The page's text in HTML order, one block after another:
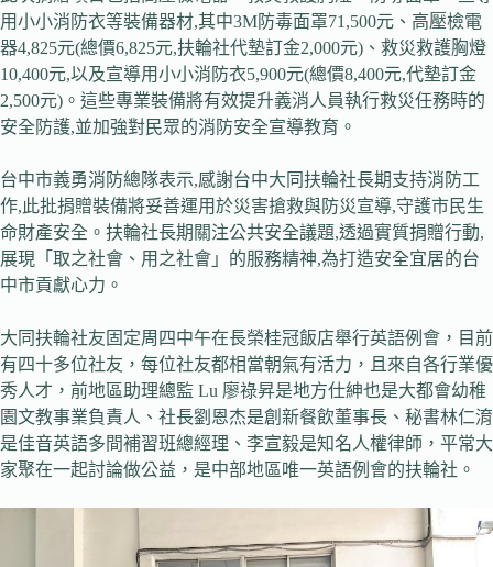
用小小消防衣等裝備器材,其中3M防毒面罩71,500元、高壓檢電
器4,825元(總價6,825元,扶輪社代墊訂金2,000元)、救災救護胸燈
10,400元,以及宣導用小小消防衣5,900元(總價8,400元,代墊訂金
2,500元)。這些專業裝備將有效提升義消人員執行救災任務時的
安全防護,並加強對民眾的消防安全宣導教育。
台中市義勇消防總隊表示,感謝台中大同扶輪社長期支持消防工
作,此批捐贈裝備將妥善運用於災害搶救與防災宣導,守護市民生
命財產安全。扶輪社長期關注公共安全議題,透過實質捐贈行動,
展現「取之社會、用之社會」的服務精神,為打造安全宜居的台
中市貢獻心力。
大同扶輪社友固定周四中午在長榮桂冠飯店舉行英語例會，目前
有四十多位社友，每位社友都相當朝氣有活力，且來自各行業優
秀人才，前地區助理總監 Lu 廖祿昇是地方仕紳也是大都會幼稚
園文教事業負責人、社長劉恩杰是創新餐飲董事長、秘書林仁淯
是佳音英語多間補習班總經理、李宣毅是知名人權律師，平常大
家聚在一起討論做公益，是中部地區唯一英語例會的扶輪社。